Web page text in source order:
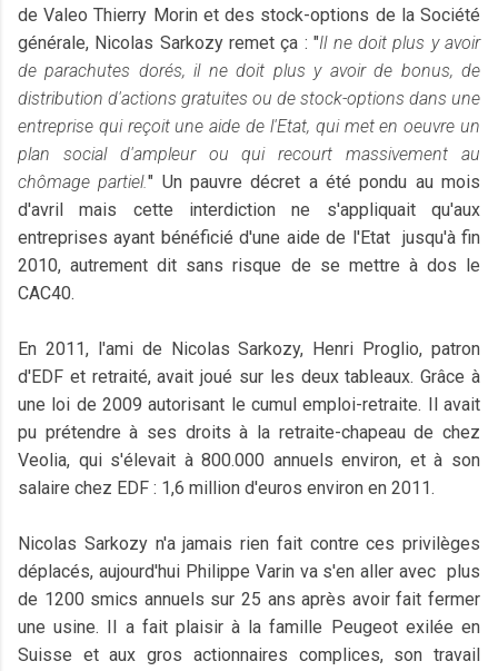
de Valeo Thierry Morin et des stock-options de la Société
générale, Nicolas Sarkozy remet ça : "Il ne doit plus y avoir
de parachutes dorés, il ne doit plus y avoir de bonus, de
distribution d'actions gratuites ou de stock-options dans une
entreprise qui reçoit une aide de l'Etat, qui met en oeuvre un
plan social d'ampleur ou qui recourt massivement au
chômage partiel." Un pauvre décret a été pondu au mois
d'avril mais cette interdiction ne s'appliquait qu'aux
entreprises ayant bénéficié d'une aide de l'Etat jusqu'à fin
2010, autrement dit sans risque de se mettre à dos le
CAC40.
En 2011, l'ami de Nicolas Sarkozy, Henri Proglio, patron
d'EDF et retraité, avait joué sur les deux tableaux. Grâce à
une loi de 2009 autorisant le cumul emploi-retraite. Il avait
pu prétendre à ses droits à la retraite-chapeau de chez
Veolia, qui s'élevait à 800.000 annuels environ, et à son
salaire chez EDF : 1,6 million d'euros environ en 2011.
Nicolas Sarkozy n'a jamais rien fait contre ces privilèges
déplacés, aujourd'hui Philippe Varin va s'en aller avec plus
de 1200 smics annuels sur 25 ans après avoir fait fermer
une usine. Il a fait plaisir à la famille Peugeot exilée en
Suisse et aux gros actionnaires complices, son travail